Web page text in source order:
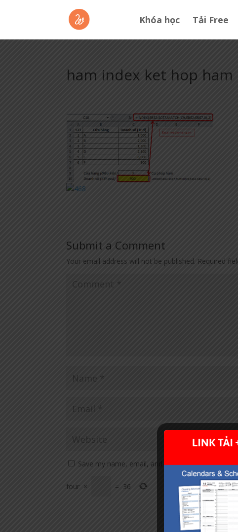
Khóa học Tải Free
ham index ket hop
Submit a Comment
Your email address will not be published. Required
Save my name, email, and website in this
four × = 36